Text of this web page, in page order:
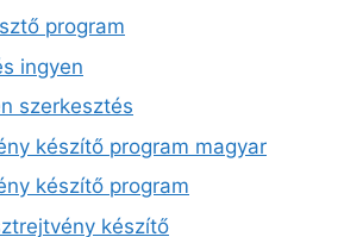
program
ingyen
szerkesztés
készítő program magyar
készítő program
készítő